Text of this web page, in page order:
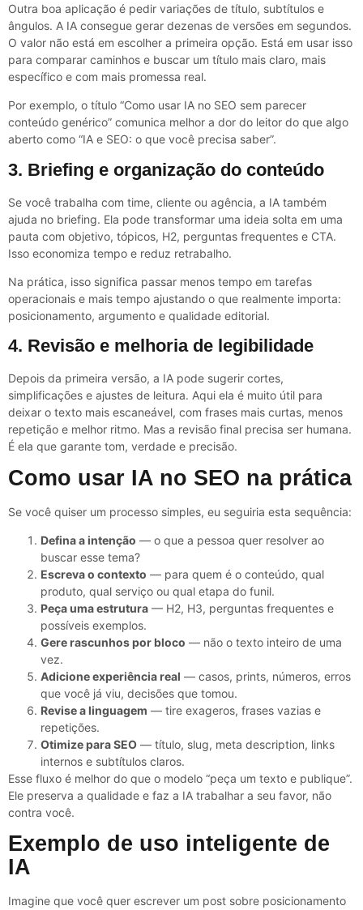
Outra boa aplicação é pedir variações de título, subtítulos e
ângulos. A IA consegue gerar dezenas de versões em segundos.
O valor não está em escolher a primeira opção. Está em usar isso
para comparar caminhos e buscar um título mais claro, mais
específico e com mais promessa real.
Por exemplo, o título “Como usar IA no SEO sem parecer
conteúdo genérico” comunica melhor a dor do leitor do que algo
aberto como “IA e SEO: o que você precisa saber”.
3. Briefing e organização do conteúdo
Se você trabalha com time, cliente ou agência, a IA também
ajuda no briefing. Ela pode transformar uma ideia solta em uma
pauta com objetivo, tópicos, H2, perguntas frequentes e CTA.
Isso economiza tempo e reduz retrabalho.
Na prática, isso significa passar menos tempo em tarefas
operacionais e mais tempo ajustando o que realmente importa:
posicionamento, argumento e qualidade editorial.
4. Revisão e melhoria de legibilidade
Depois da primeira versão, a IA pode sugerir cortes,
simplificações e ajustes de leitura. Aqui ela é muito útil para
deixar o texto mais escaneável, com frases mais curtas, menos
repetição e melhor ritmo. Mas a revisão final precisa ser humana.
É ela que garante tom, verdade e precisão.
Como usar IA no SEO na prática
Se você quiser um processo simples, eu seguiria esta sequência:
Defina a intenção — o que a pessoa quer resolver ao
buscar esse tema?
Escreva o contexto — para quem é o conteúdo, qual
produto, qual serviço ou qual etapa do funil.
Peça uma estrutura — H2, H3, perguntas frequentes e
possíveis exemplos.
Gere rascunhos por bloco — não o texto inteiro de uma
vez.
Adicione experiência real — casos, prints, números, erros
que você já viu, decisões que tomou.
Revise a linguagem — tire exageros, frases vazias e
repetições.
Otimize para SEO — título, slug, meta description, links
internos e subtítulos claros.
Esse fluxo é melhor do que o modelo “peça um texto e publique”.
Ele preserva a qualidade e faz a IA trabalhar a seu favor, não
contra você.
Exemplo de uso inteligente de
IA
Imagine que você quer escrever um post sobre posicionamento